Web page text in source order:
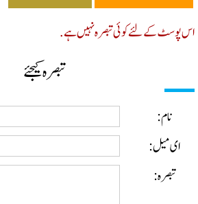
کے لئے کوئی تبصرہ نہیں ہے.
تبصرہ کیجئے
نام:
ای میل:
تبصرہ: